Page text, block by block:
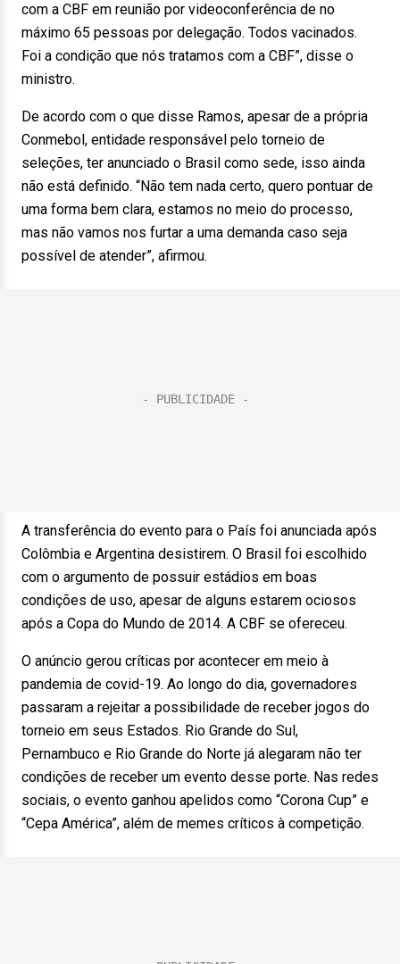
com a CBF em reunião por videoconferência de no
máximo 65 pessoas por delegação. Todos vacinados.
Foi a condição que nós tratamos com a CBF”, disse o
ministro.
De acordo com o que disse Ramos, apesar de a própria
Conmebol, entidade responsável pelo torneio de
seleções, ter anunciado o Brasil como sede, isso ainda
não está definido. “Não tem nada certo, quero pontuar de
uma forma bem clara, estamos no meio do processo,
mas não vamos nos furtar a uma demanda caso seja
possível de atender”, afirmou.
A transferência do evento para o País foi anunciada após
Colômbia e Argentina desistirem. O Brasil foi escolhido
com o argumento de possuir estádios em boas
condições de uso, apesar de alguns estarem ociosos
após a Copa do Mundo de 2014. A CBF se ofereceu.
O anúncio gerou críticas por acontecer em meio à
pandemia de covid-19. Ao longo do dia, governadores
passaram a rejeitar a possibilidade de receber jogos do
torneio em seus Estados. Rio Grande do Sul,
Pernambuco e Rio Grande do Norte já alegaram não ter
condições de receber um evento desse porte. Nas redes
sociais, o evento ganhou apelidos como “Corona Cup” e
“Cepa América”, além de memes críticos à competição.